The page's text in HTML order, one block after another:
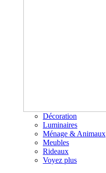
Décoration
Luminaires
Ménage & Animaux
Meubles
Rideaux
Voyez plus